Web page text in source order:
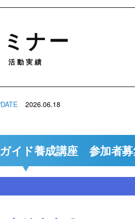
ナー
活動実績
2026.06.18
イド養成講座 参加者